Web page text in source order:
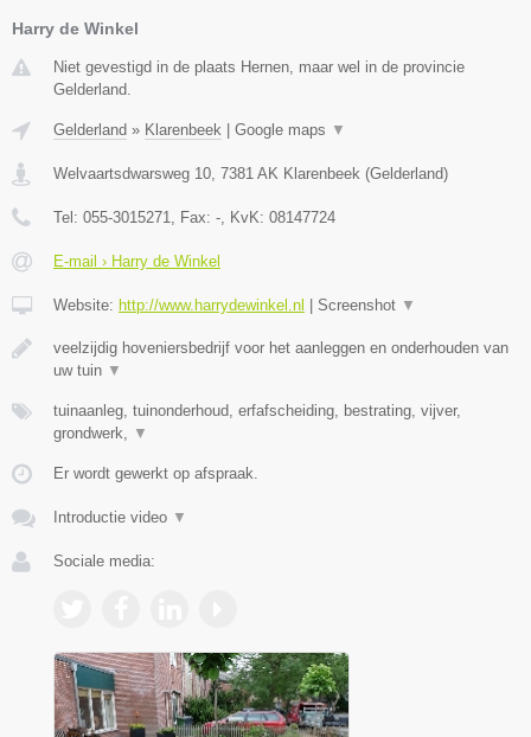
Harry de Winkel
Niet gevestigd in de plaats Hernen, maar wel in de provincie
Gelderland.
Gelderland » Klarenbeek Google maps ▼
Welvaartsdwarsweg 10 7381 AK Klarenbeek (Gelderland)
Tel: 055-3015271 , Fax: - , KvK: 08147724
E-mail › Harry de Winkel
Website: http://www.harrydewinkel.nl Screenshot ▼
veelzijdig hoveniersbedrijf voor het aanleggen en onderhouden van
uw tuin ▼
tuinaanleg, tuinonderhoud, erfafscheiding, bestrating, vijver,
grondwerk,
▼
Er wordt gewerkt op afspraak.
Introductie video ▼
Sociale media: